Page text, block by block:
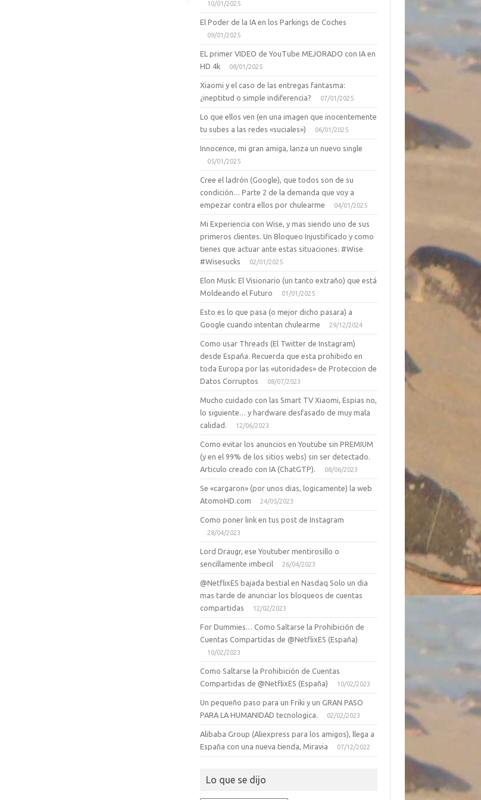
10/01/2025
El Poder de la IA en los Parkings de Coches
09/01/2025
EL primer VIDEO de YouTube MEJORADO con IA en
HD 4k
08/01/2025
Xiaomi y el caso de las entregas fantasma:
¿ineptitud o simple indiferencia?
07/01/2025
Lo que ellos ven (en una imagen que inocentemente
tu subes a las redes «suciales»)
06/01/2025
Innocence, mi gran amiga, lanza un nuevo single
05/01/2025
Cree el ladrón (Google), que todos son de su
condición… Parte 2 de la demanda que voy a
empezar contra ellos por chulearme
04/01/2025
Mi Experiencia con Wise, y mas siendo uno de sus
primeros clientes. Un Bloqueo Injustificado y como
tienes que actuar ante estas situaciones. #Wise
#Wisesucks
02/01/2025
Elon Musk: El Visionario (un tanto extraño) que está
Moldeando el Futuro
01/01/2025
Esto es lo que pasa (o mejor dicho pasara) a
Google cuando intentan chulearme
29/12/2024
Como usar Threads (El Twitter de Instagram)
desde España. Recuerda que esta prohibido en
toda Europa por las «utoridades» de Proteccion de
Datos Corruptos
08/07/2023
Mucho cuidado con las Smart TV Xiaomi, Espias no,
lo siguiente… y hardware desfasado de muy mala
calidad.
12/06/2023
Como evitar los anuncios en Youtube sin PREMIUM
(y en el 99% de los sitios webs) sin ser detectado.
Articulo creado con IA (ChatGTP).
08/06/2023
Se «cargaron» (por unos dias, logicamente) la web
AtomoHD.com
24/05/2023
Como poner link en tus post de Instagram
28/04/2023
Lord Draugr, ese Youtuber mentirosillo o
sencillamente imbecil
26/04/2023
@NetflixES bajada bestial en Nasdaq Solo un dia
mas tarde de anunciar los bloqueos de cuentas
compartidas
12/02/2023
For Dummies… Como Saltarse la Prohibición de
Cuentas Compartidas de @NetflixES (España)
10/02/2023
Como Saltarse la Prohibición de Cuentas
Compartidas de @NetflixES (España)
10/02/2023
Un pequeño paso para un Friki y un GRAN PASO
PARA LA HUMANIDAD tecnologica.
02/02/2023
Alibaba Group (Aliexpress para los amigos), llega a
España con una nueva tienda, Miravia
07/12/2022
Lo que se dijo